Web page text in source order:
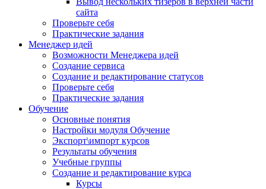
сайта
Проверьте себя
Практические задания
Менеджер идей
Возможности Менеджера идей
Создание сервиса
Создание и редактирование статусов
Проверьте себя
Практические задания
Обучение
Основные понятия
Настройки модуля Обучение
Экспорт\импорт курсов
Результаты обучения
Учебные группы
Создание и редактирование курса
Курсы